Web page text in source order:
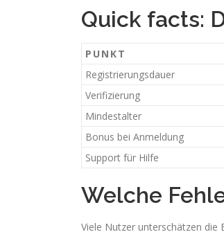
Quick facts:
PUNKT
Registrierungsdauer
Verifizierung
Mindestalter
Bonus bei Anmeldung
Support für Hilfe
Welche
Viele Nutzer unterschätzen die